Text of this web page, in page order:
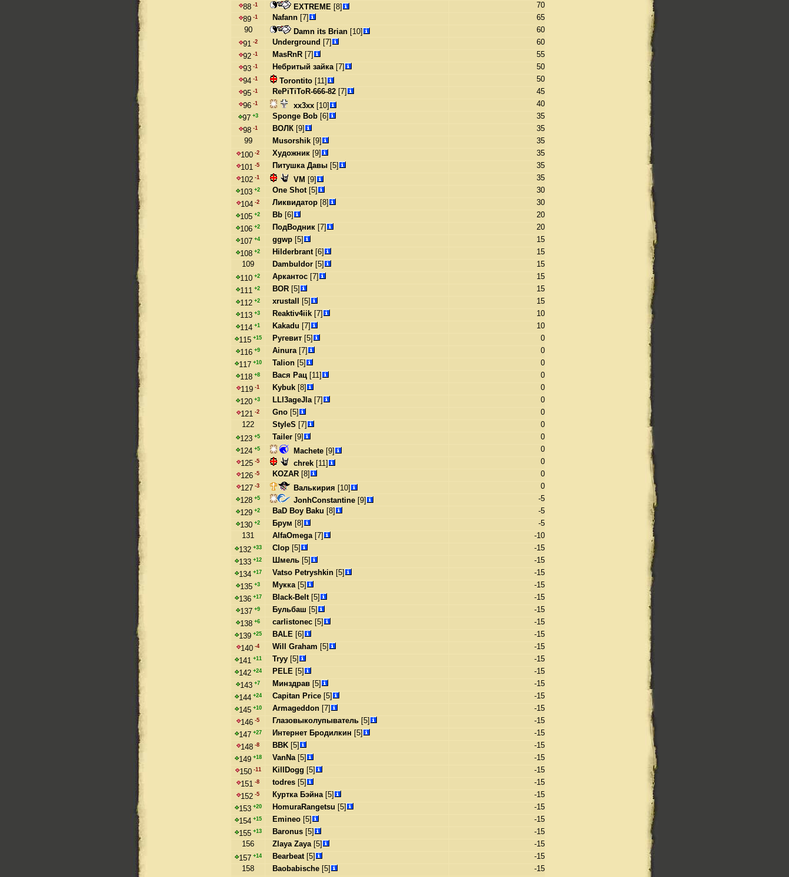
88 -1 EXTREME [8]
70
89 -1 Nafann [7]
65
90
Damn its Brian [10]
60
91 -2 Underground [7]
60
92 -1 MasRnR [7]
55
93 -1 Небритый зайка[7]
50
94 -1 Torontito [11]
50
95 -1 RePiTiToR-666-82 [7]
45
96 -1 xx3xx [10]
40
97 +3 Sponge Bob [6]
35
98 -1 ВОЛК [9]
35
99
Musorshik [9]
35
100 -2 Художник [9]
35
101 -5 Питушка Давы [5]
35
102 -1 VM [9]
35
103 +2 One Shot[5]
30
104 -2 Ликвидатор [8]
30
105 +2 Bb [6]
20
106 +2 ПодВодник [7]
20
107 +4 ggwp [5]
15
108 +2 Hilderbrant[6]
15
109
Dambuldor [5]
15
110 +2 Аркантос [7]
15
111 +2 BOR [5]
15
112 +2 xrustall [5]
15
113 +3 Reaktiv4iik [7]
10
114 +1 Kakadu [7]
10
115 +15 Ругевит [5]
0
116 +9 Ainura[7]
0
117 +10 Talion [5]
0
118 +8 Вася Рац [11]
0
119 -1 Kybuk [8]
0
120 +3 LLl3ageJla[7]
0
121 -2 Gno [5]
0
122
StyleS [7]
0
123 +5 Tailer [9]
0
124 +5 Machete [9]
0
125 -5 chrek [11]
0
126 -5 KOZAR [8]
0
127 -3 Валькирия [10]
0
128 +5 JonhConstantine [9]
-5
129 +2 BaD Boy Baku [8]
-5
130 +2 Брум [8]
-5
131
AlfaOmega[7]
-10
132 +33 Clop [5]
-15
133 +12 Шмель [5]
-15
134 +17 Vatso Petryshkin [5]
-15
135 +3 Мукка[5]
-15
136 +17 Black-Belt[5]
-15
137 +9 Бульбаш [5]
-15
138 +6 carlistonec [5]
-15
139 +25 BALE [6]
-15
140 -4 Will Graham [5]
-15
141 +11 Tryy [5]
-15
142 +24 PELE [5]
-15
143 +7 Минздрав [5]
-15
144 +24 Capitan Price [5]
-15
145 +10 Armageddon [7]
-15
146 -5 Глазовыколупыватель [5]
-15
147 +27 Интернет Бродилкин [5]
-15
148 -8 BBK [5]
-15
149 +18 VanNa[5]
-15
150 -11 KillDogg [5]
-15
151 -8 todres [5]
-15
152 -5 Куртка Бэйна[5]
-15
153 +20 HomuraRangetsu [5]
-15
154 +15 Emineo [5]
-15
155 +13 Baronus [5]
-15
156
Zlaya Zaya[5]
-15
157 +14 Bearbeat[5]
-15
158
Baobabische [5]
-15